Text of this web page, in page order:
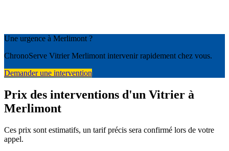
Une urgence à Merlimont ?
ChronoServe Vitrier Merlimont intervenir rapidement chez vous.
Demander une intervention
Prix des interventions d'un Vitrier à
Merlimont
Ces prix sont estimatifs, un tarif précis sera confirmé lors de votre
appel.